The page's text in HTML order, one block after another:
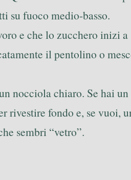
su fuoco medio-basso.
e che lo zucchero inizi
il pentolino o
nocciola chiaro. Se hai
rivestire fondo e, se vuoi,
sembri “vetro”.